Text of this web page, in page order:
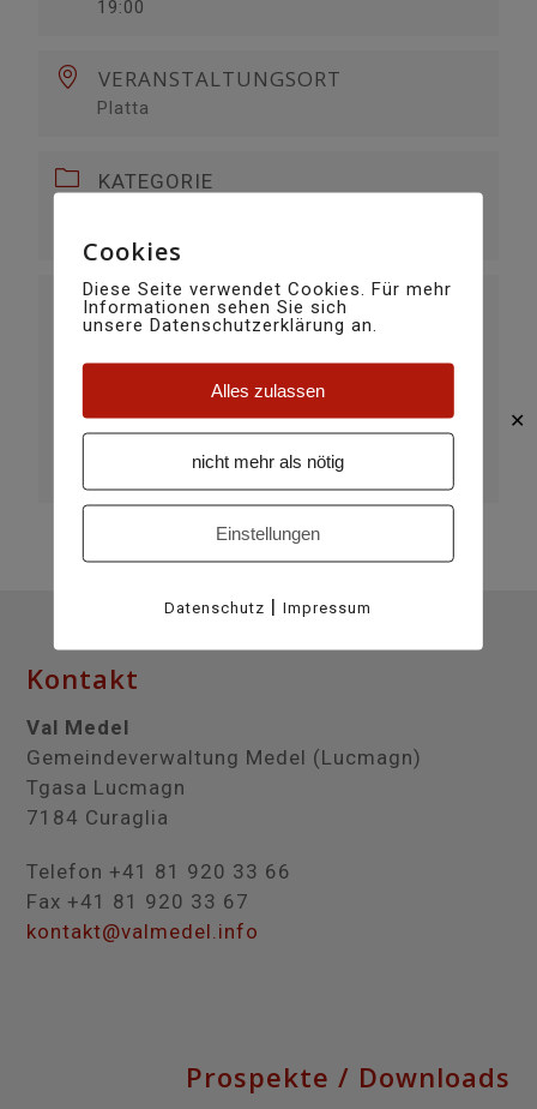
✕
19:00
VERANSTALTUNGSORT
Platta
KATEGORIE
VERANSTALTER
menaschisvenzin@gmail.com ​
https://www.menaschis-venzin.ch/
Kontakt
Val Medel
Gemeindeverwaltung Medel (Lucmagn)
Tgasa Lucmagn
7184 Curaglia
Telefon +41 81 920 33 66
Fax +41 81 920 33 67
kontakt@valmedel.info
Prospekte / Downloads
Cookies
Diese Seite verwendet Cookies. Für mehr
Informationen sehen Sie sich
unsere Datenschutzerklärung an.
Alles zulassen
nicht mehr als nötig
Einstellungen
Datenschutz |Impressum